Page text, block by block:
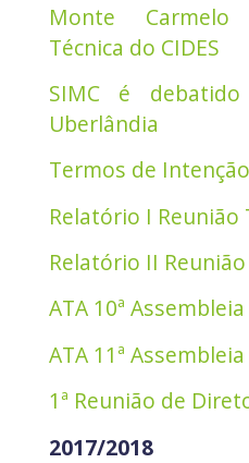
Monte Carmelo
Técnica do CIDES
SIMC é
Uberlândia
Termos de
Relatório I Reunião
Relatório II
ATA 10ª Assembleia
ATA 11ª Assembleia
1ª Reunião de
2017/2018